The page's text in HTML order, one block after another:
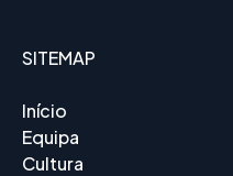
SITEMAP
Início
Equipa
Cultura